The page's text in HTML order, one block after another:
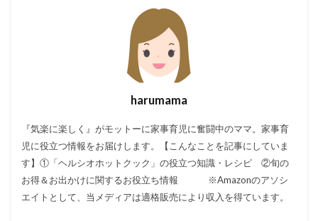
harumama
『気楽に楽しく』がモットーに家事育児に奮闘中のママ。家事育
児に役立つ情報をお届けします。【こんなことを記事にしていま
す】①「ヘルシオホットクック」の役立つ知識・レシピ ②旬の
お得＆お出かけに関するお役立ち情報 ※Amazonのアソシ
エイトとして、当メディアは適格販売により収入を得ています。